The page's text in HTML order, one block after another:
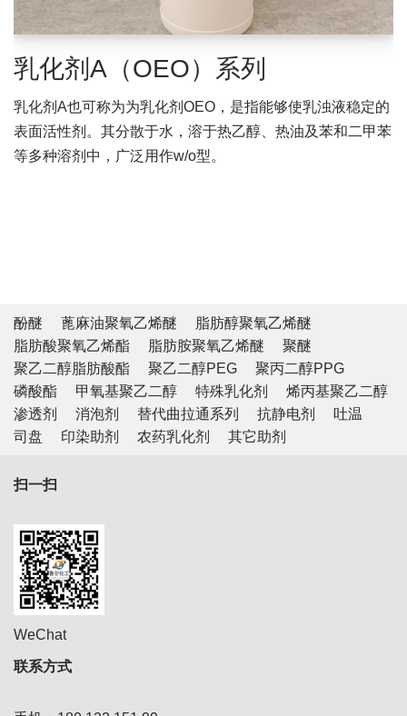
乳化剂A（OEO）系列
乳化剂A也可称为为乳化剂OEO，是指能够使乳浊液稳定的
表面活性剂。其分散于水，溶于热乙醇、热油及苯和二甲苯
等多种溶剂中，广泛用作w/o型。
酚醚 蓖麻油聚氧乙烯醚
脂肪醇聚氧乙烯醚
脂肪酸聚氧乙烯酯
脂肪胺聚氧乙烯醚
聚醚
聚乙二醇脂肪酸酯
聚乙二醇PEG
聚丙二醇PPG
磷酸酯
甲氧基聚乙二醇 特殊乳化剂
烯丙基聚乙二醇
渗透剂
消泡剂 替代曲拉通系列 抗静电剂
吐温
司盘
印染助剂 农药乳化剂 其它助剂
扫一扫
WeChat
联系方式